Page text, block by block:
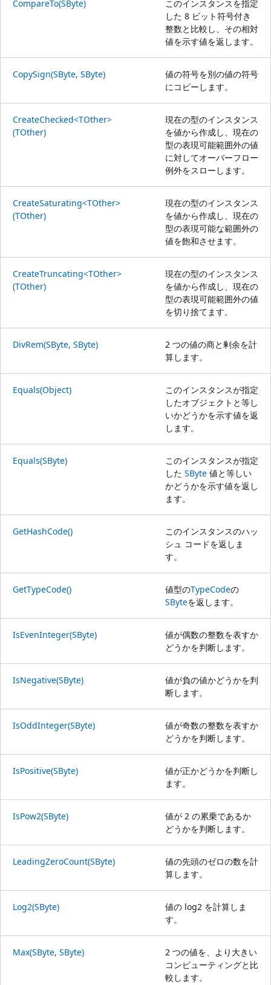
CompareTo(SByte)
このインスタンスを指定
した 8 ビット符号付き
整数と比較し、その相対
値を示す値を返します。
CopySign(SByte, SByte)
値の符号を別の値の符号
にコピーします。
CreateChecked<TOther>
(TOther)
現在の型のインスタンス
を値から作成し、現在の
型の表現可能範囲外の値
に対してオーバーフロー
例外をスローします。
CreateSaturating<TOther>
(TOther)
現在の型のインスタンス
を値から作成し、現在の
型の表現可能な範囲外の
値を飽和させます。
CreateTruncating<TOther>
(TOther)
現在の型のインスタンス
を値から作成し、現在の
型の表現可能範囲外の値
を切り捨てます。
DivRem(SByte, SByte)
2 つの値の商と剰余を計
算します。
Equals(Object)
このインスタンスが指定
したオブジェクトと等し
いかどうかを示す値を返
します。
Equals(SByte)
このインスタンスが指定
した SByte 値と等しい
かどうかを示す値を返し
ます。
GetHashCode()
このインスタンスのハッ
シュ コードを返しま
す。
GetTypeCode() 値型のTypeCodeの
SByteを返します。
IsEvenInteger(SByte)
値が偶数の整数を表すか
どうかを判断します。
IsNegative(SByte)
値が負の値かどうかを判
断します。
IsOddInteger(SByte)
値が奇数の整数を表すか
どうかを判断します。
IsPositive(SByte)
値が正かどうかを判断し
ます。
IsPow2(SByte)
値が 2 の累乗であるか
どうかを判断します。
LeadingZeroCount(SByte)
値の先頭のゼロの数を計
算します。
Log2(SByte)
値の log2 を計算しま
す。
Max(SByte, SByte)
2 つの値を、より大きい
コンピューティングと比
較します。